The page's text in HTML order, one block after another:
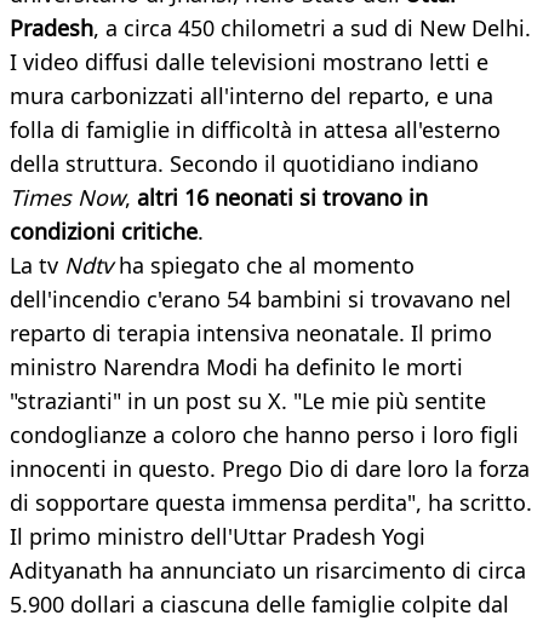
Pradesh, a circa 450 chilometri a sud di New Delhi.
I video diffusi dalle televisioni mostrano letti e
mura carbonizzati all'interno del reparto, e una
folla di famiglie in difficoltà in attesa all'esterno
della struttura. Secondo il quotidiano indiano
Times Now, altri 16 neonati si trovano in
condizioni critiche.
La tv Ndtvha spiegato che al momento
dell'incendio c'erano 54 bambini si trovavano nel
reparto di terapia intensiva neonatale. Il primo
ministro Narendra Modi ha definito le morti
"strazianti" in un post su X. "Le mie più sentite
condoglianze a coloro che hanno perso i loro figli
innocenti in questo. Prego Dio di dare loro la forza
di sopportare questa immensa perdita", ha scritto.
Il primo ministro dell'Uttar Pradesh Yogi
Adityanath ha annunciato un risarcimento di circa
5.900 dollari a ciascuna delle famiglie colpite dal